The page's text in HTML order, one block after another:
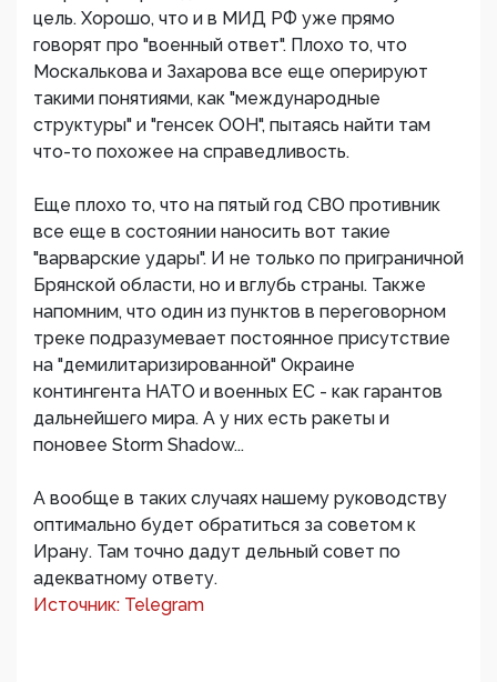
цель. Хорошо, что и в МИД РФ уже прямо
говорят про "военный ответ". Плохо то, что
Москалькова и Захарова все еще оперируют
такими понятиями, как "международные
структуры" и "генсек ООН", пытаясь найти там
что-то похожее на справедливость.
Еще плохо то, что на пятый год СВО противник
все еще в состоянии наносить вот такие
"варварские удары". И не только по приграничной
Брянской области, но и вглубь страны. Также
напомним, что один из пунктов в переговорном
треке подразумевает постоянное присутствие
на "демилитаризированной" Окраине
контингента НАТО и военных ЕС - как гарантов
дальнейшего мира. А у них есть ракеты и
поновее Storm Shadow...
А вообще в таких случаях нашему руководству
оптимально будет обратиться за советом к
Ирану. Там точно дадут дельный совет по
адекватному ответу.
Источник: Telegram